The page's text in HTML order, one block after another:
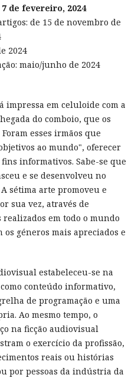
de fevereiro, 2024
de 15 de novembro de
2024
maio/junho de 2024
impressa em celuloide com a
do comboio, que os
esses irmãos que
ao mundo", oferecer
informativos. Sabe-se que
e se desenvolveu no
sétima arte promoveu e
sua vez, através de
em todo o mundo
os géneros mais apreciados e
estabeleceu-se na
conteúdo informativo,
de programação e uma
Ao mesmo tempo, o
na ficção audiovisual
o exercício da profissão,
reais ou histórias
por pessoas da indústria da